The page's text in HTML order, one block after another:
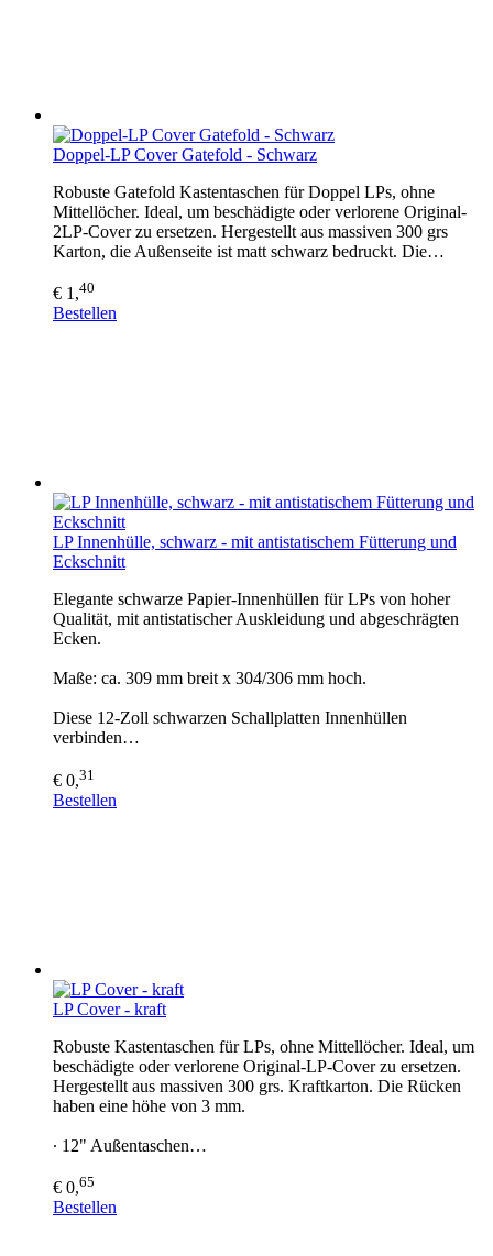
Doppel-LP Cover Gatefold - Schwarz
Robuste Gatefold Kastentaschen für Doppel LPs, ohne
Mittellöcher. Ideal, um beschädigte oder verlorene Original-
2LP-Cover zu ersetzen. Hergestellt aus massiven 300 grs
Karton, die Außenseite ist matt schwarz bedruckt. Die…
€ 1,40
Bestellen
LP Innenhülle, schwarz - mit antistatischem Fütterung und
Eckschnitt
Elegante schwarze Papier-Innenhüllen für LPs von hoher
Qualität, mit antistatischer Auskleidung und abgeschrägten
Ecken.
Maße: ca. 309 mm breit x 304/306 mm hoch.
Diese 12-Zoll schwarzen Schallplatten Innenhüllen
verbinden…
€ 0,31
Bestellen
LP Cover - kraft
Robuste Kastentaschen für LPs, ohne Mittellöcher. Ideal, um
beschädigte oder verlorene Original-LP-Cover zu ersetzen.
Hergestellt aus massiven 300 grs. Kraftkarton. Die Rücken
haben eine höhe von 3 mm.
∙ 12" Außentaschen…
€ 0,65
Bestellen